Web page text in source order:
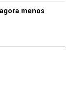
menos